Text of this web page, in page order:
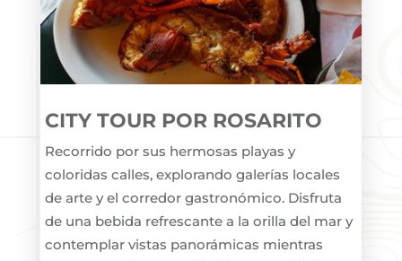
CITY TOUR POR ROSARITO
Recorrido por sus hermosas playas y
coloridas calles, explorando galerías locales
de arte y el corredor gastronómico. Disfruta
de una bebida refrescante a la orilla del mar y
contemplar vistas panorámicas mientras